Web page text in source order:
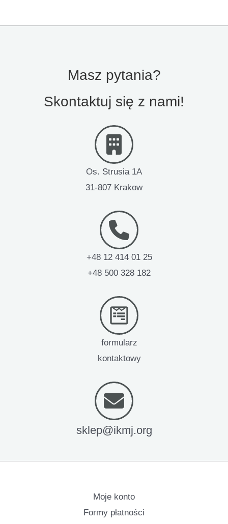
Masz pytania?
Skontaktuj się z nami!
Os. Strusia 1A
31-807 Krakow
+48 12 414 01 25
+48 500 328 182
formularz
kontaktowy
sklep@ikmj.org
Moje konto
Formy płatności